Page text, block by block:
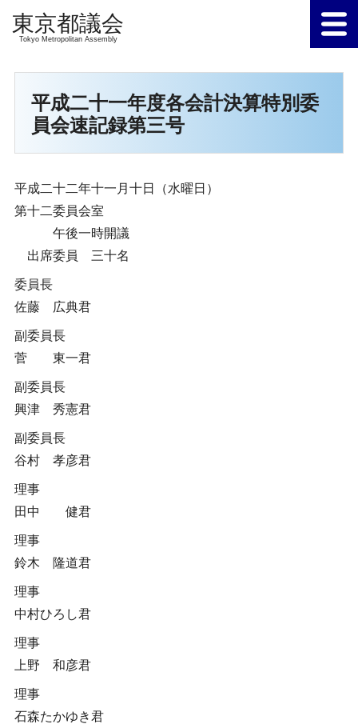
Tokyo Metropolitan Assembly
平成二十一年度各会計決算特別委
員会速記録第三号
平成二十二年十一月十日（水曜日）
第十二委員会室
午後一時開議
出席委員 三十名
委員長
佐藤 広典君
副委員長
菅 東一君
副委員長
興津 秀憲君
副委員長
谷村 孝彦君
理事
田中 健君
理事
鈴木 隆道君
理事
中村ひろし君
理事
上野 和彦君
理事
石森たかゆき君